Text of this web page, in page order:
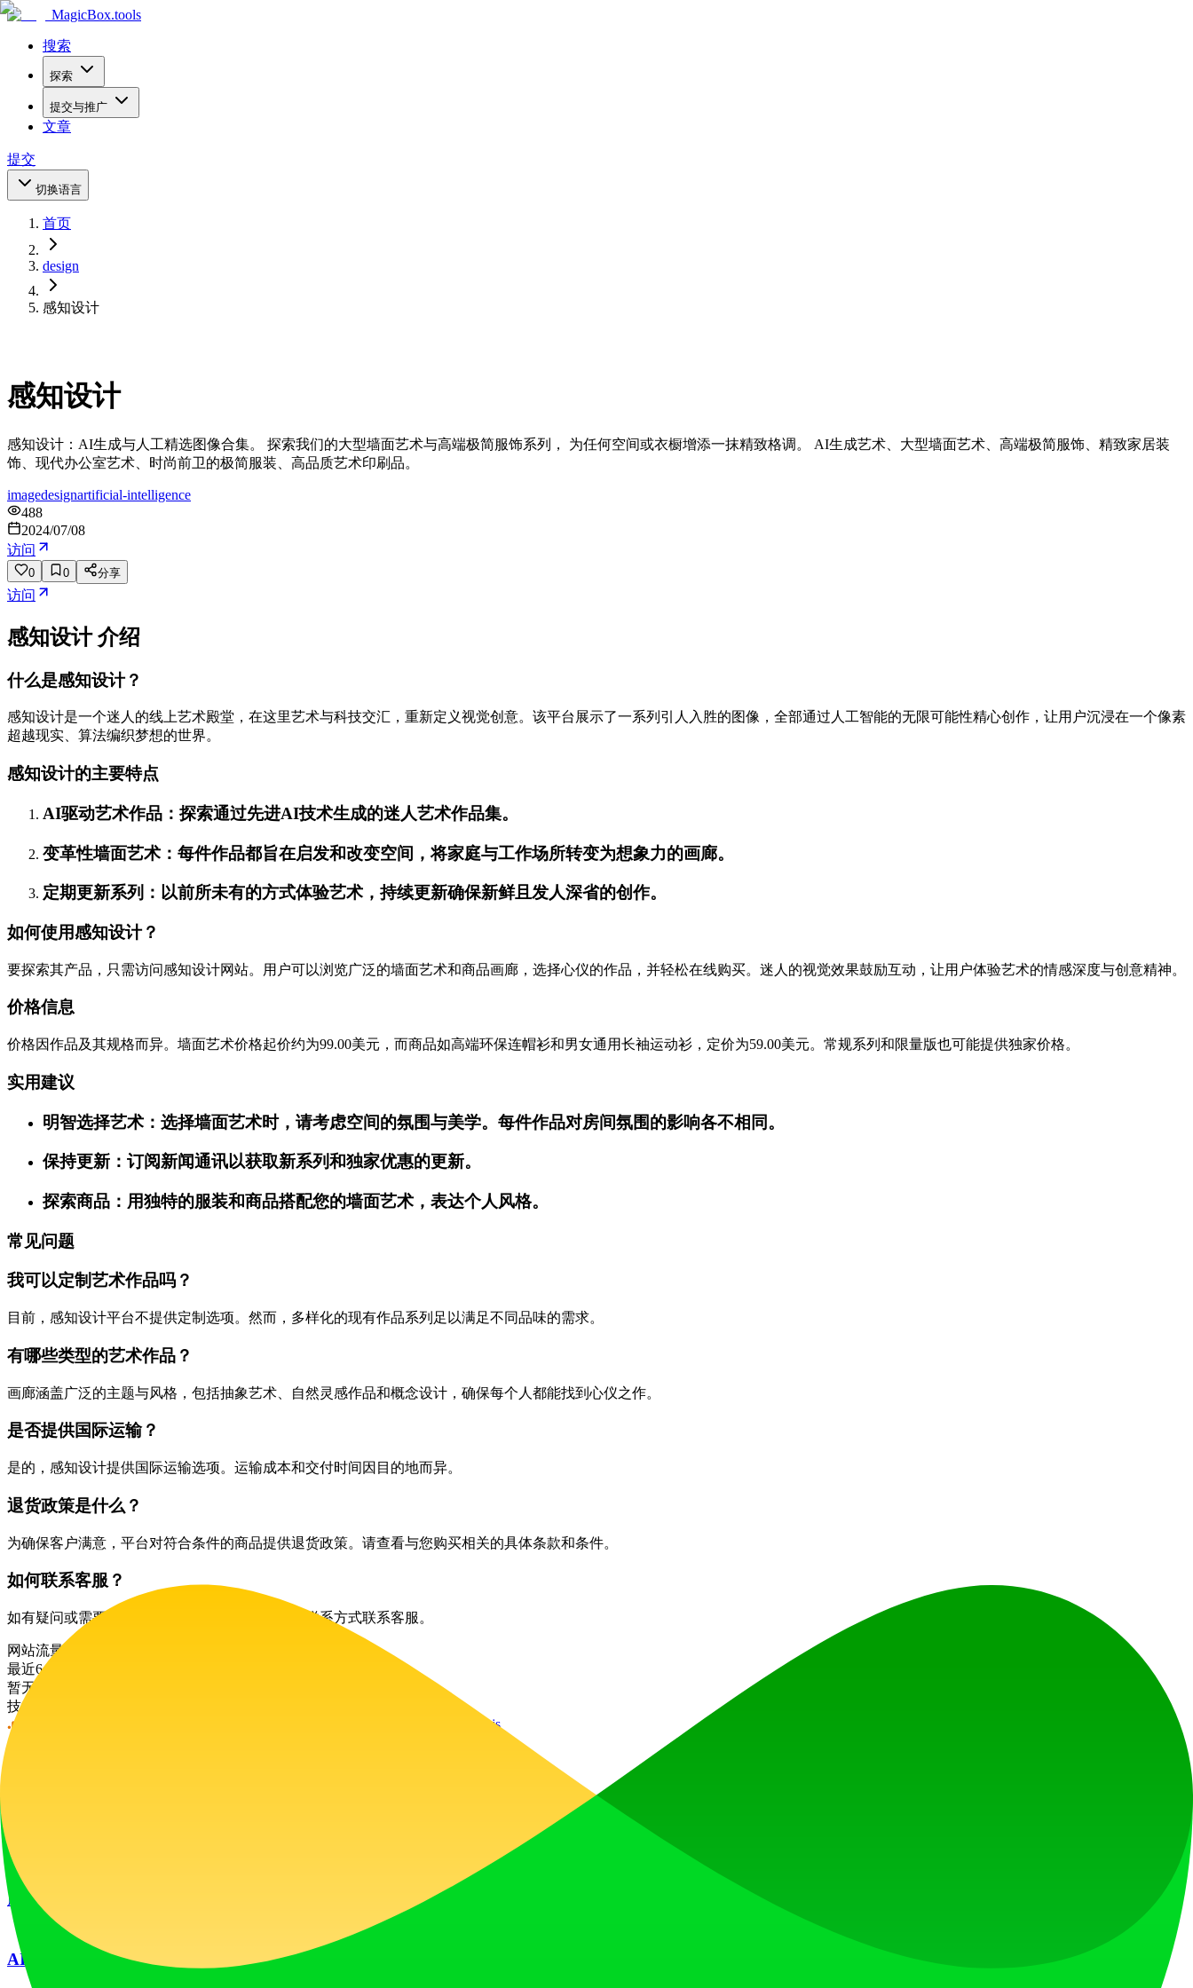
MagicBox.tools
搜索
探索
提交与推广
文章
提交
切换语言
首页
design
感知设计
感知设计
感知设计：AI生成与人工精选图像合集。 探索我们的大型墙面艺术与高端极简服饰系列， 为任何空间或衣橱增添一抹精致格调。 AI生成艺术、大型墙面艺术、高端极简服饰、精致家居装
饰、现代办公室艺术、时尚前卫的极简服装、高品质艺术印刷品。
imagedesignartificial-intelligence
488
2024/07/08
访问
0 0 分享
访问
感知设计 介绍
什么是感知设计？
感知设计是一个迷人的线上艺术殿堂，在这里艺术与科技交汇，重新定义视觉创意。该平台展示了一系列引人入胜的图像，全部通过人工智能的无限可能性精心创作，让用户沉浸在一个像素
超越现实、算法编织梦想的世界。
感知设计的主要特点
AI驱动艺术作品：探索通过先进AI技术生成的迷人艺术作品集。
变革性墙面艺术：每件作品都旨在启发和改变空间，将家庭与工作场所转变为想象力的画廊。
定期更新系列：以前所未有的方式体验艺术，持续更新确保新鲜且发人深省的创作。
如何使用感知设计？
要探索其产品，只需访问感知设计网站。用户可以浏览广泛的墙面艺术和商品画廊，选择心仪的作品，并轻松在线购买。迷人的视觉效果鼓励互动，让用户体验艺术的情感深度与创意精神。
价格信息
价格因作品及其规格而异。墙面艺术价格起价约为99.00美元，而商品如高端环保连帽衫和男女通用长袖运动衫，定价为59.00美元。常规系列和限量版也可能提供独家价格。
实用建议
明智选择艺术：选择墙面艺术时，请考虑空间的氛围与美学。每件作品对房间氛围的影响各不相同。
保持更新：订阅新闻通讯以获取新系列和独家优惠的更新。
探索商品：用独特的服装和商品搭配您的墙面艺术，表达个人风格。
常见问题
我可以定制艺术作品吗？
目前，感知设计平台不提供定制选项。然而，多样化的现有作品系列足以满足不同品味的需求。
有哪些类型的艺术作品？
画廊涵盖广泛的主题与风格，包括抽象艺术、自然灵感作品和概念设计，确保每个人都能找到心仪之作。
是否提供国际运输？
是的，感知设计提供国际运输选项。运输成本和交付时间因目的地而异。
退货政策是什么？
为确保客户满意，平台对符合条件的商品提供退货政策。请查看与您购买相关的具体条款和条件。
如何联系客服？
如有疑问或需要支持，用户可通过网站上提供的联系方式联系客服。
网站流量
最近6个月的月度访问量
暂无流量数据
技术栈
parallax.js
广告
LiftOff 是一个面向创客的产品发布平台，用于发布产品、收获点赞、获得关注，并与热爱未来的社区共同构建发展势头。
launch-platform
广告
AI图像翻译器